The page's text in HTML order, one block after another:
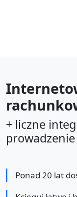
+ liczne
Ponad 20 lat